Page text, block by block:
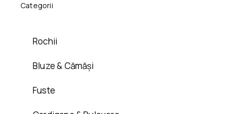
Categorii
Rochii
Bluze & Cămăși
Fuste